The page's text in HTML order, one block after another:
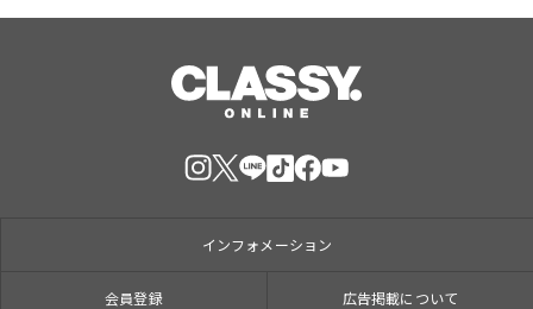
インフォメーション
会員登録 広告掲載について